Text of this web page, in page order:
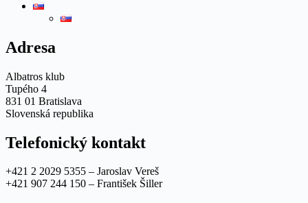
Adresa
Albatros klub
Tupého 4
831 01 Bratislava
Slovenská republika
Telefonický kontakt
+421 2 2029 5355 – Jaroslav Vereš
+421 907 244 150 – František Šiller